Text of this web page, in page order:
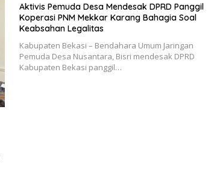
Aktivis Pemuda Desa Mendesak DPRD Panggil
Koperasi PNM Mekkar Karang Bahagia Soal
Keabsahan Legalitas
Kabupaten Bekasi – Bendahara Umum Jaringan
Pemuda Desa Nusantara, Bisri mendesak DPRD
Kabupaten Bekasi panggil…